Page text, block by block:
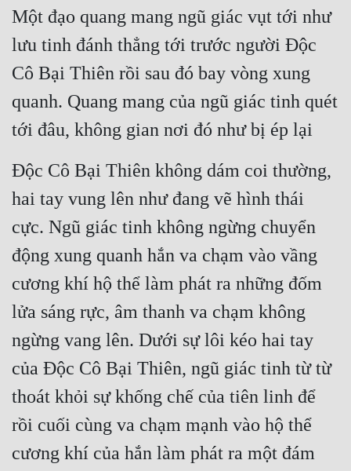
Một đạo quang mang ngũ giác vụt tới như
lưu tinh đánh thẳng tới trước người Độc
Cô Bại Thiên rồi sau đó bay vòng xung
quanh. Quang mang của ngũ giác tinh quét
tới đâu, không gian nơi đó như bị ép lại
Độc Cô Bại Thiên không dám coi thường,
hai tay vung lên như đang vẽ hình thái
cực. Ngũ giác tinh không ngừng chuyển
động xung quanh hắn va chạm vào vầng
cương khí hộ thể làm phát ra những đốm
lửa sáng rực, âm thanh va chạm không
ngừng vang lên. Dưới sự lôi kéo hai tay
của Độc Cô Bại Thiên, ngũ giác tinh từ từ
thoát khỏi sự khống chế của tiên linh để
rồi cuối cùng va chạm mạnh vào hộ thể
cương khí của hắn làm phát ra một đám